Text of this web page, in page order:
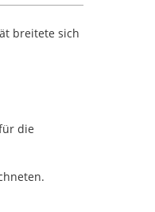
breitete sich
die